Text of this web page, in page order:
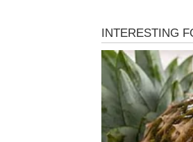
Imanju nedostaje
neuređena, nema
nedostatku